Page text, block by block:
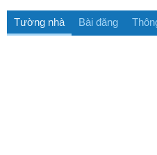
Tường nhà Bài đăng